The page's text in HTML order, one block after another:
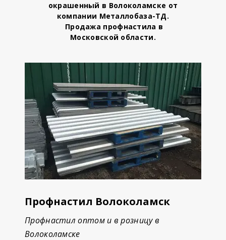
окрашенный в Волоколамске от
компании Металлобаза-ТД.
Продажа профнастила в
Московской области.
Профнастил Волоколамск
Профнастил оптом и в розницу в
Волоколамске